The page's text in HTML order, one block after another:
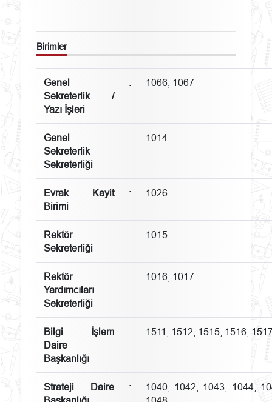
Birimler
Genel
Sekreterlik /
Yazı İşleri
: 1066, 1067
Genel
Sekreterlik
Sekreterliği
: 1014
Evrak Kayit
Birimi
: 1026
Rektör
Sekreterliği
: 1015
Rektör
Yardımcıları
Sekreterliği
: 1016, 1017
Bilgi İşlem
Daire
Başkanlığı
: 1511, 1512, 1515, 1516,
Strateji Daire
:
1040, 1042, 1043, 1044,